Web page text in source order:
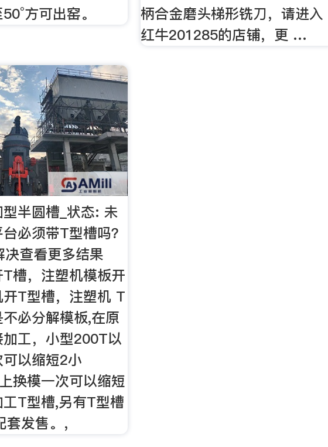
方可出窑。
柄合金磨头梯形铣刀，请进入
红牛201285的店铺，更 …
半圆槽_状态: 未
必须带T型槽吗？
查看更多结果
T槽，注塑机模板开
T型槽，注塑机 T
必分解模板,在原
工，小型200T以
以缩短2小
换模一次可以缩短
T型槽,另有T型槽
发售。，